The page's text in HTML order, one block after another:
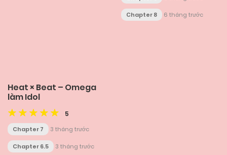
Heat × Beat – Omega
làm Idol
5
Chapter 7 3 tháng trước
Chapter 6.5 3 tháng trước
Chapter 8 6 tháng trước